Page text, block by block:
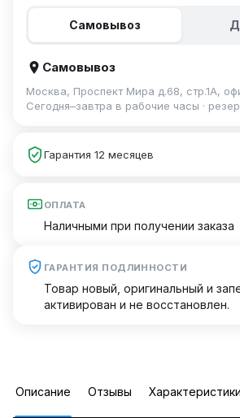
Самовывоз
Самовывоз
Москва, Проспект Мира д.68, стр.1А,
Сегодня–завтра в рабочие часы ·
Гарантия 12 месяцев
ОПЛАТА
Наличными при получении заказа
ГАРАНТИЯ ПОДЛИННОСТИ
Товар новый, оригинальный и
активирован и не восстановлен.
Описание Отзывы Характеристики